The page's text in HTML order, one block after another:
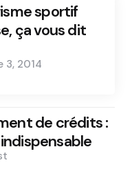
sportif
ça vous dit
3, 2014
de crédits :